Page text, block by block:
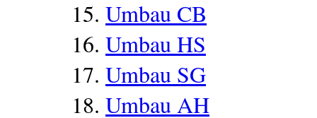
Umbau CB
Umbau HS
Umbau SG
Umbau AH